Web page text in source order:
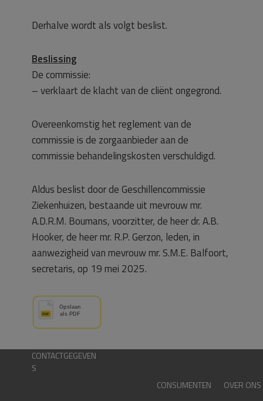
Derhalve wordt als volgt beslist.
Beslissing
De commissie:
– verklaart de klacht van de cliënt ongegrond.
Overeenkomstig het reglement van de
commissie is de zorgaanbieder aan de
commissie behandelingskosten verschuldigd.
Aldus beslist door de Geschillencommissie
Ziekenhuizen, bestaande uit mevrouw mr.
A.D.R.M. Boumans, voorzitter, de heer dr. A.B.
Hooker, de heer mr. R.P. Gerzon, leden, in
aanwezigheid van mevrouw mr. S.M.E. Balfoort,
secretaris, op 19 mei 2025.
CONTACTGEGEVEN
S
CONSUMENTEN OVER ONS